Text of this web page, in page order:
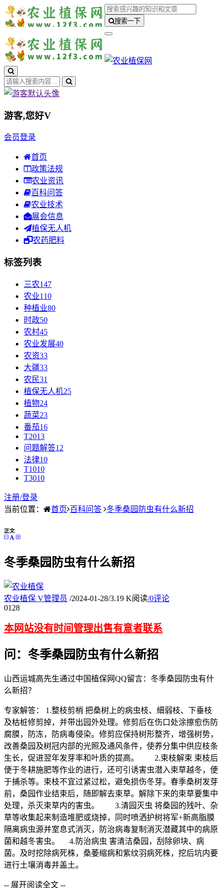
搜索一下
游客,您好V
会员登录
首页
政策法规
农业资讯
百科问答
农业技术
展会信息
植保无人机
农药肥料
标签列表
三农147
农业110
种植业80
时政50
农村45
农业发展40
农资33
大疆33
农民31
植保无人机25
植物24
蔬菜23
番茄16
T2013
问题解答12
法律10
T1010
T3010
注册/登录
当前位置：
首页 百科问答 冬季桑园防虫有什么新招
正文
冬季桑园防虫有什么新招
农业植保 V管理员 /2024-01-28/3.19 K阅读/0评论
01 28
本网站没有时间管理出售有意者联系
问：冬季桑园防虫有什么新招
山西运城高先生通过中国植保网QQ留言：冬季桑园防虫有什
么新招？
专家解答： 1.整枝剪梢 把桑树上的病虫枝、细弱枝、下垂枝
及枯桩修剪掉，并带出园外处理。修剪后在伤口处涂擦愈伤防
腐膜，防冻，防病毒侵染。修剪应保持树形整齐，增强树势，
改善桑园及树冠内部的光照及通风条件，使养分集中供应枝条
生长，促进翌年发芽率和叶质的提高。 2.束枝解束 束枝后
便于冬耕施肥等作业的进行，还可引诱害虫潜入束草越冬，便
于捕杀等。束枝不宜过紧过松，避免损伤冬芽。春季桑树发芽
前，桑园作业结束后，随即解去束草。解除下来的束草要集中
处理，杀灭束草内的害虫。 3.清园灭虫 将桑园的残叶、杂
草等收集起来制造堆肥或烧掉，同时喷洒护树将军+新高脂膜
隔离病虫源并室息式消灭，防治病毒复制消灭潜藏其中的病原
菌和越冬害虫。 4.防治病虫 害清洁桑园，刮除卵块、病
菌。及时挖除病死株，桑萎缩病和紫纹羽病死株，挖后坑内要
进行土壤消毒并盖土。
-- 展开阅读全文 --